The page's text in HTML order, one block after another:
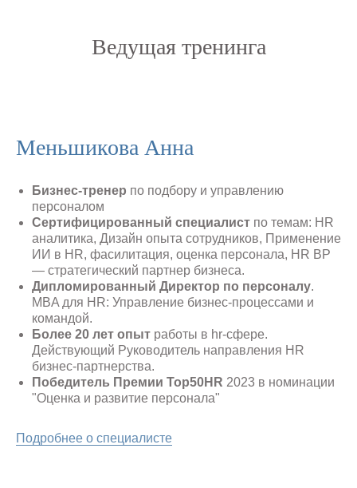
Ведущая тренинга
Меньшикова Анна
Бизнес-тренер по подбору и управлению
персоналом
Сертифицированный специалист по темам: HR
аналитика, Дизайн опыта сотрудников, Применение
ИИ в HR, фасилитация, оценка персонала, HR BP
— стратегический партнер бизнеса.
Дипломированный Директор по персоналу.
MBA для HR: Управление бизнес-процессами и
командой.
Более 20 лет опыт работы в hr-сфере.
Действующий Руководитель направления HR
бизнес-партнерства.
Победитель Премии Top50HR 2023 в номинации
"Оценка и развитие персонала"
Подробнее о специалисте